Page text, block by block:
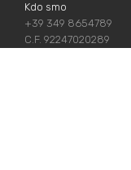
Kdo smo
+39 349 8654789
C.F. 92247020289